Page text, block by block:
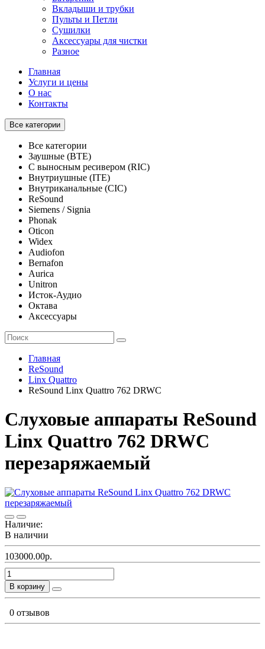
Вкладыши и трубки
Пульты и Петли
Сушилки
Аксессуары для чистки
Разное
Главная
Услуги и цены
О нас
Контакты
Все категории
Все категории
Заушные (BTE)
С выносным ресивером (RIC)
Внутриушные (ITE)
Внутриканальные (CIC)
ReSound
Siemens / Signia
Phonak
Oticon
Widex
Audiofon
Bernafon
Aurica
Unitron
Исток-Аудио
Октава
Аксессуары
Главная
ReSound
Linx Quattro
ReSound Linx Quattro 762 DRWC
Слуховые аппараты ReSound
Linx Quattro 762 DRWC
перезаряжаемый
Наличие:
В наличии
103000.00р.
В корзину
0 отзывов